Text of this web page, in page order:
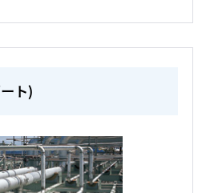
ト)